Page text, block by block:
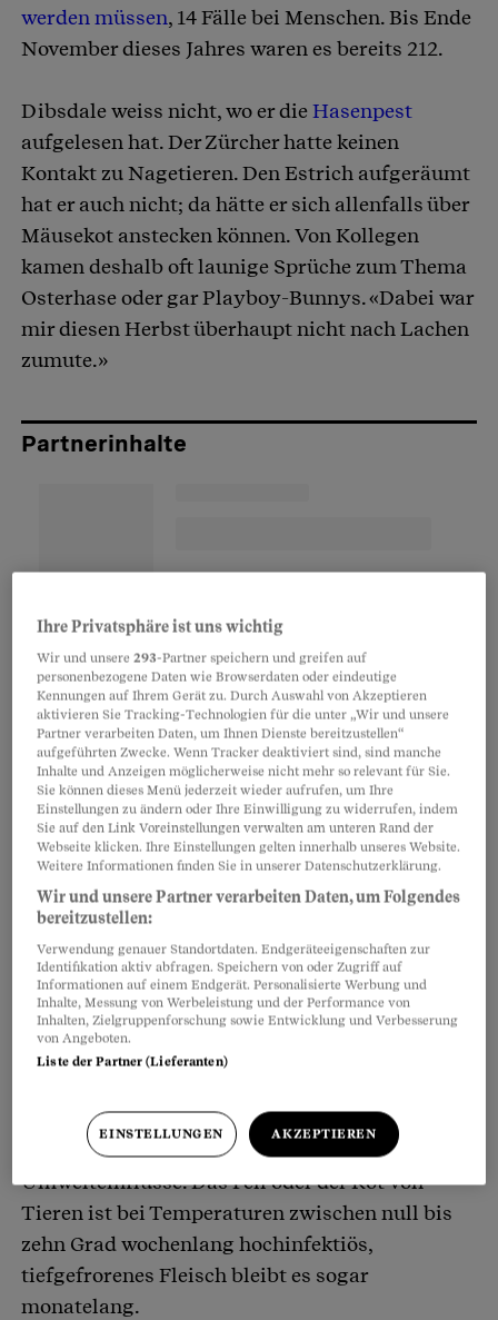
werden müssen, 14 Fälle bei Menschen. Bis Ende
November dieses Jahres waren es bereits 212.
Dibsdale weiss nicht, wo er dieHasenpest
aufgelesen hat. Der Zürcher hatte keinen
Kontakt zu Nagetieren. Den Estrich aufgeräumt
hat er auch nicht; da hätte er sich allenfalls über
Mäusekot anstecken können. Von Kollegen
kamen deshalb oft launige Sprüche zum Thema
Osterhase oder gar Playboy-Bunnys. «Dabei war
mir diesen Herbst überhaupt nicht nach Lachen
zumute.»
Partnerinhalte
Hasenpest-Erreger ist hoch ansteckend
Möglich ist, dass er Anfang August an einem
Ort vorbeiging, an dem ein Laubbläser den
Erreger aufgewirbelt hat – und Markus Dibsdale
dort eine winzige Menge des Bakteriums
Francisella tularensis einatmete, das die
Hasenpest auslöst.
Das Perfide: Der Erreger ist hochpotent, schon
Salmonellen braucht es etwa 10'000 Bakterien.
Zudem ist Francisella äusserst resistent gegen
Umwelteinflüsse. Das Fell oder der Kot von
Tieren ist bei Temperaturen zwischen null bis
zehn Grad wochenlang hochinfektiös,
tiefgefrorenes Fleisch bleibt es sogar
monatelang.
Ihre Privatsphäre ist uns wichtig
Wir und unsere293-Partner speichern und greifen auf
personenbezogene Daten wie Browserdaten oder eindeutige
Kennungen auf Ihrem Gerät zu. Durch Auswahl von Akzeptieren
aktivieren Sie Tracking-Technologien für die unter „Wir und unsere
Partner verarbeiten Daten, um Ihnen Dienste bereitzustellen“
aufgeführten Zwecke. Wenn Tracker deaktiviert sind, sind manche
Inhalte und Anzeigen möglicherweise nicht mehr so relevant für Sie.
Sie können dieses Menü jederzeit wieder aufrufen, um Ihre
Einstellungen zu ändern oder Ihre Einwilligung zu widerrufen, indem
Sie auf den Link Voreinstellungen verwalten am unteren Rand der
Webseite klicken. Ihre Einstellungen gelten innerhalb unseres Website.
Weitere Informationen finden Sie in unserer Datenschutzerklärung.
Wir und unsere Partner verarbeiten Daten, um Folgendes
bereitzustellen:
Verwendung genauer Standortdaten. Endgeräteeigenschaften zur
Identifikation aktiv abfragen. Speichern von oder Zugriff auf
Informationen auf einem Endgerät. Personalisierte Werbung und
Inhalte, Messung von Werbeleistung und der Performance von
Inhalten, Zielgruppenforschung sowie Entwicklung und Verbesserung
von Angeboten.
Liste der Partner (Lieferanten)
EINSTELLUNGEN AKZEPTIEREN